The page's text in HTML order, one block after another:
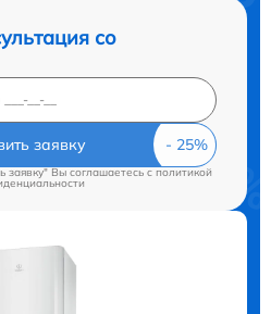
со
заявку
заявку" Вы соглашаетесь cполитикой